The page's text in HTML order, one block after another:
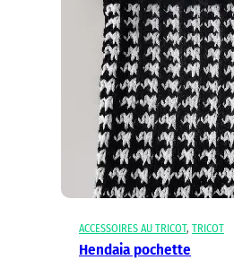
ACCESSOIRES AU TRICOT, TRICOT
Hendaia pochette